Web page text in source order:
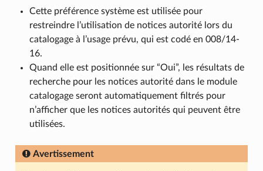
Cette préférence système est utilisée pour
restreindre l’utilisation de notices autorité lors du
catalogage à l’usage prévu, qui est codé en 008/14-
16.
Quand elle est positionnée sur “Oui”, les résultats de
recherche pour les notices autorité dans le module
catalogage seront automatiquement filtrés pour
n’afficher que les notices autorités qui peuvent être
utilisées.
Avertissement